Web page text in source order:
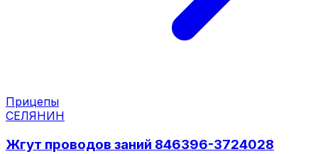
Прицепы
СЕЛЯНИН
Жгут проводов заний 846396-3724028